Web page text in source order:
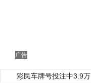
广告
彩民车牌号投注中3.9万